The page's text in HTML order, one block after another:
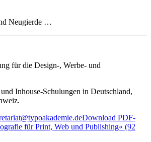
Neugierde …
für die Design-, Werbe- und
Inhouse-Schulungen in Deutschland,
Download PDF-
für Print, Web und Publishing« (92